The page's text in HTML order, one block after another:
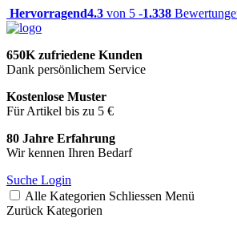
Hervorragend4.3 von 5 -1.338
650K zufriedene Kunden
Dank persönlichem Service
Kostenlose Muster
Für Artikel bis zu 5 €
80 Jahre Erfahrung
Wir kennen Ihren Bedarf
Suche Login
Alle Kategorien Schliessen Menü
Zurück Kategorien